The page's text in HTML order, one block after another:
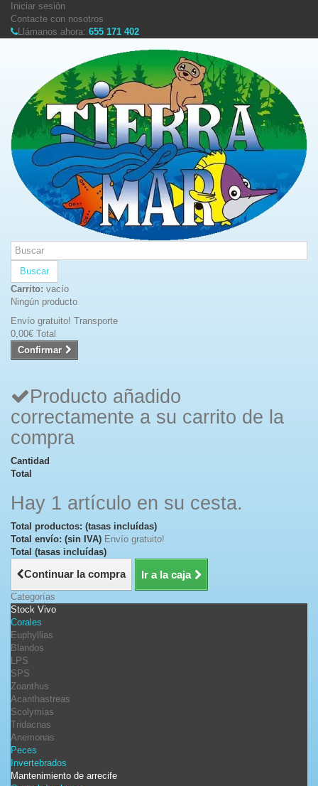
Iniciar sesión
Contacte con nosotros
Llámanos ahora: 655 171 402
Buscar
Carrito: vacío
Ningún producto
Envío gratuito! Transporte
0,00€ Total
Confirmar
Producto añadido
correctamente a su carrito de la
compra
Cantidad
Total
Hay 1 artículo en su cesta.
Total productos: (tasas incluídas)
Total envío: (sin IVA) Envío gratuito!
Total (tasas incluídas)
Continuar la compra Ir a la caja
Categorías
Stock Vivo
Corales
Euphyllias
Blandos
LPS
SPS
Zoanthus
Acanthastreas
Scolymias
Tridacnas
Anemonas
Peces
Invertebrados
Mantenimiento de arrecife